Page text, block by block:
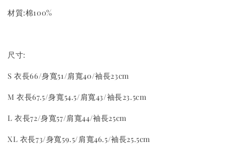
材質:棉100%
尺寸:
S 衣長66/身寬51/肩寬40/袖長23cm
M 衣長67.5/身寬54.5/肩寬43/袖長23.5cm
L 衣長72/身寬57/肩寬44/袖長25cm
XL 衣長73/身寬59.5/肩寬46.5/袖長25.5cm